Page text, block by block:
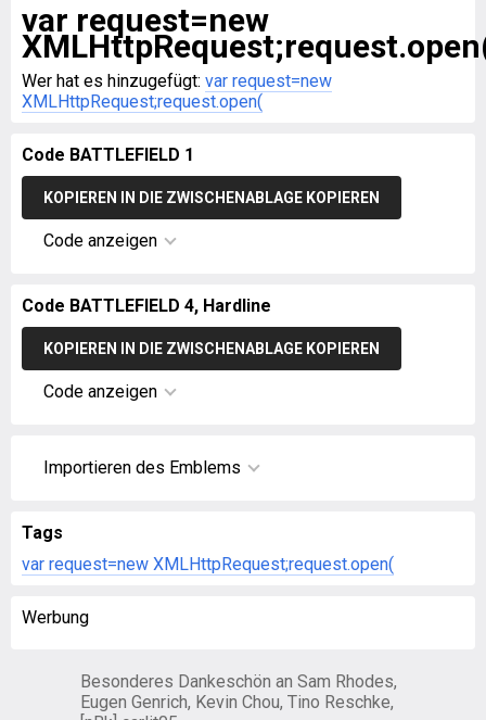
var request=new
Wer hat es hinzugefügt: var request=new
XMLHttpRequest;request.open(
Code BATTLEFIELD 1
KOPIEREN IN DIE ZWISCHENABLAGE KOPIEREN
Code anzeigen
Code BATTLEFIELD 4, Hardline
KOPIEREN IN DIE ZWISCHENABLAGE KOPIEREN
Code anzeigen
Importieren des Emblems
Tags
var request=new XMLHttpRequest;request.open(
Werbung
Besonderes Dankeschön an Sam Rhodes,
Eugen Genrich, Kevin Chou, Tino Reschke,